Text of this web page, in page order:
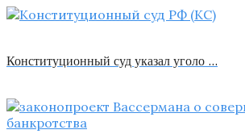
Конституционный суд указал уголо …